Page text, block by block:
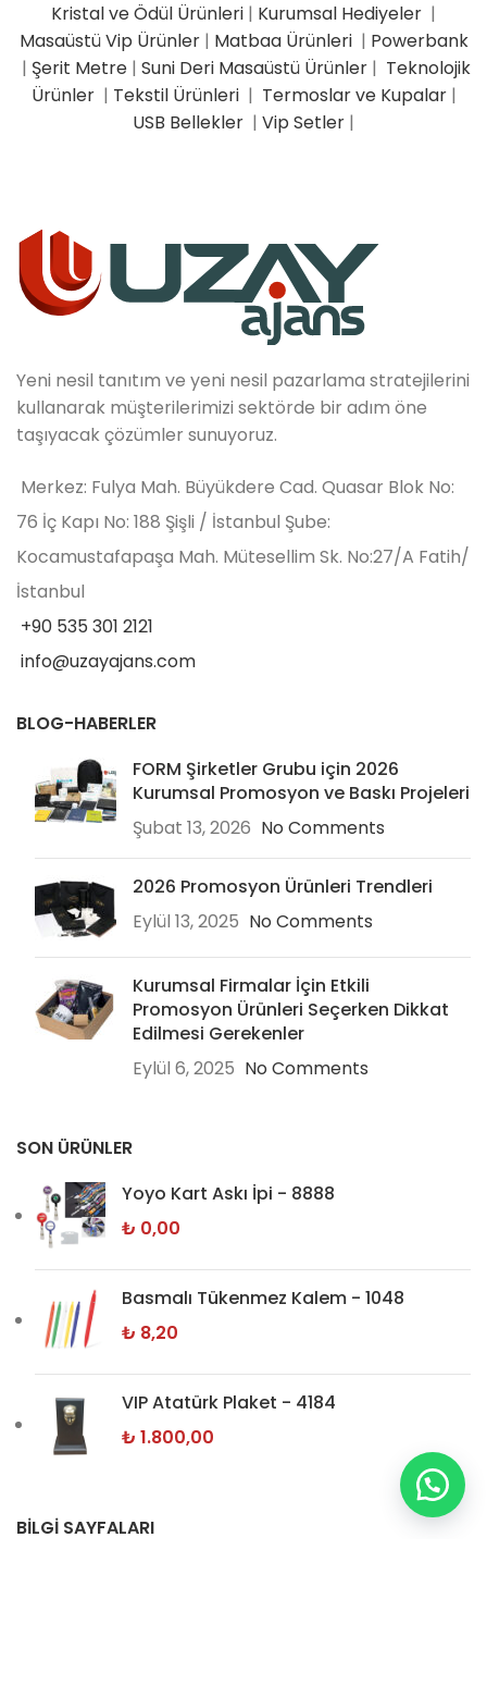
Kristal ve Ödül Ürünleri | Kurumsal Hediyeler |
Masaüstü Vip Ürünler| Matbaa Ürünleri| Powerbank
| Şerit Metre| Suni Deri Masaüstü Ürünler| Teknolojik
Ürünler | Tekstil Ürünleri | Termoslar ve Kupalar|
USB Bellekler | Vip Setler |
Yeni nesil tanıtım ve yeni nesil pazarlama stratejilerini
kullanarak müşterilerimizi sektörde bir adım öne
taşıyacak çözümler sunuyoruz.
Merkez: Fulya Mah. Büyükdere Cad. Quasar Blok No:
76 İç Kapı No: 188 Şişli / İstanbul Şube:
Kocamustafapaşa Mah. Mütesellim Sk. No:27/A Fatih/
İstanbul
+90 535 301 2121
info@uzayajans.com
BLOG-HABERLER
FORM Şirketler Grubu için 2026
Kurumsal Promosyon ve Baskı Projeleri
Şubat 13, 2026 No Comments
2026 Promosyon Ürünleri Trendleri
Eylül 13, 2025 No Comments
Kurumsal Firmalar İçin Etkili
Promosyon Ürünleri Seçerken Dikkat
Edilmesi Gerekenler
Eylül 6, 2025 No Comments
SON ÜRÜNLER
Yoyo Kart Askı İpi - 8888
₺ 0,00
Basmalı Tükenmez Kalem - 1048
₺ 8,20
VIP Atatürk Plaket - 4184
₺ 1.800,00
BİLGİ SAYFALARI